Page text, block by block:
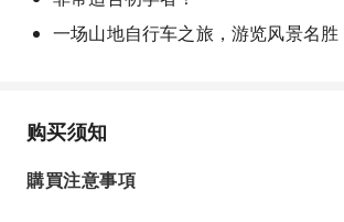
一场山地自行车之旅，游览风景名胜
购买须知
購買注意事項